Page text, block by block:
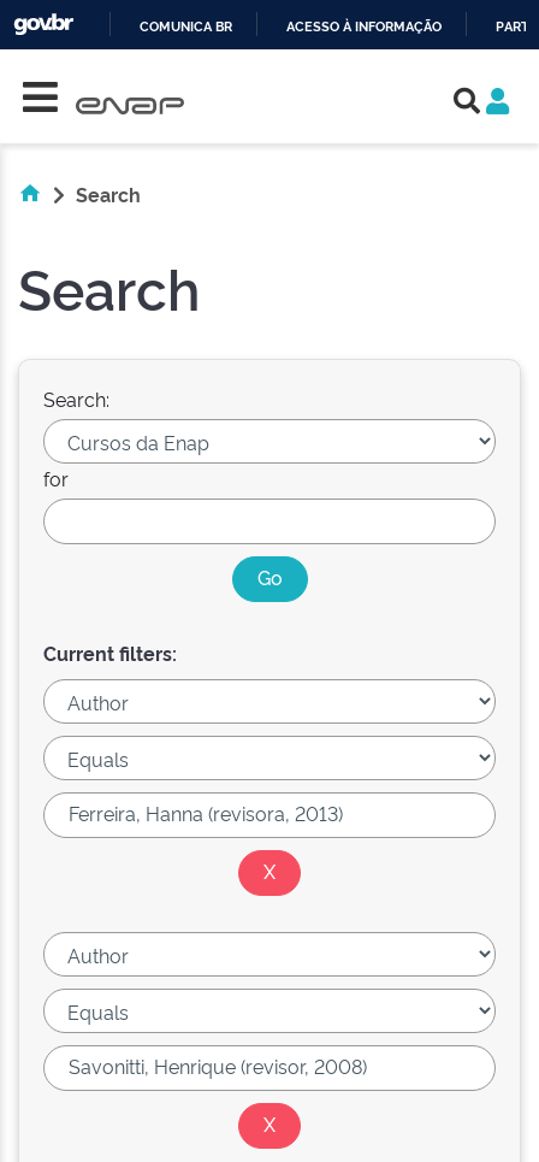
COMUNICA BR ACESSO À INFORMAÇÃO
Search
Search
Search:
for
Current filters: